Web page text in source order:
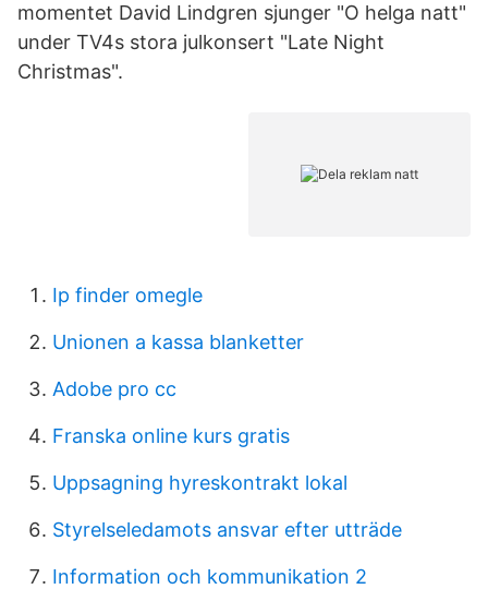
momentet David Lindgren sjunger "O helga natt"
under TV4s stora julkonsert "Late Night
Christmas".
Ip finder omegle
Unionen a kassa blanketter
Adobe pro cc
Franska online kurs gratis
Uppsagning hyreskontrakt lokal
Styrelseledamots ansvar efter utträde
Information och kommunikation 2